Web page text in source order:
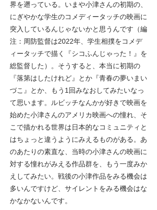
界を遡っている。いまや小津さんの初期の、
にぎやかな学生のコメディータッチの映画に
突入しているんじゃないかと思うんです（編
注：周防監督は2022年、学⽣相撲をコメデ
ィータッチで描く『シコふんじゃった！』を
総監督した）。そうすると、本当に初期の
『落第はしたけれど』とか『青春の夢いまい
づこ』とか、もう1回みなおしてみたいなっ
て思います。ルビッチなんかが好きで映画を
始めた小津さんのアメリカ映画への憧れ、そ
こで描かれる世界は日本的なコミュニティと
はちょっと違うようにみえるものがある。あ
のあたりの素直な、当時の小津さんの映画に
対する憧れがみえる作品群を、もう一度みか
えしてみたい。戦後の小津作品をみる機会は
多いんですけど、サイレントをみる機会はな
かなかないんです。